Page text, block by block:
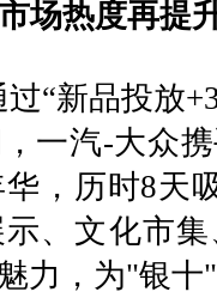
场热度再提
过“新品投放
一汽-大众
，历时8天
、文化市
力，为"银十"